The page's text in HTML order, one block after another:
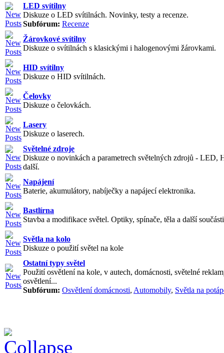
LED svítilny
Diskuze o LED svítilnách. Novinky, testy a recenze.
Subfórum: Recenze
Žárovkové svítilny
Diskuze o svítilnách s klasickými i halogenovými žárovkami.
HID svítilny
Diskuze o HID svítilnách.
Čelovky
Diskuze o čelovkách.
Lasery
Diskuze o laserech.
Světelné zdroje
Diskuze o novinkách a parametrech světelných zdrojů - LED,
další.
Napájení
Baterie, akumulátory, nabíječky a napájecí elektronika.
Bastlírna
Stavba a modifikace světel. Optiky, spínače, těla a další
Světla na kolo
Diskuze o použití světel na kole
Ostatní typy světel
Použití osvětlení na kole, v autech, domácnosti, světelné
osvětlení...
Subfórum: Osvětlení domácnosti, Automobily, Světla na